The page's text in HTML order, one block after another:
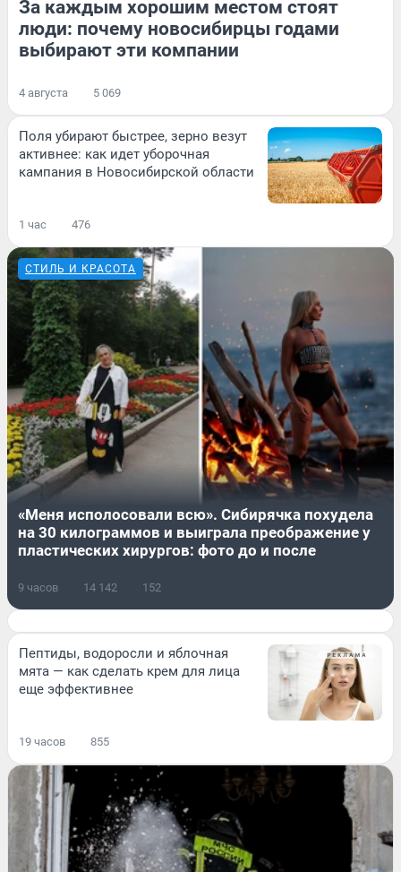
За каждым хорошим местом стоят
люди: почему новосибирцы годами
выбирают эти компании
4 августа 5 069
Поля убирают быстрее, зерно везут
активнее: как идет уборочная
кампания в Новосибирской области
1 час 476
СТИЛЬ И КРАСОТА
«Меня исполосовали всю». Сибирячка похудела
на 30 килограммов и выиграла преображение у
пластических хирургов: фото до и после
9 часов 14 142 152
Пептиды, водоросли и яблочная
мята — как сделать крем для лица
еще эффективнее
19 часов 855